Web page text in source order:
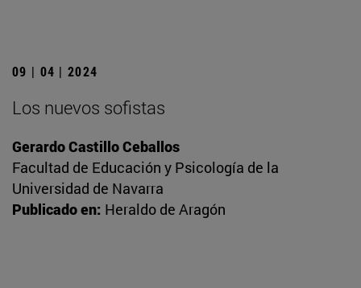
09 | 04 | 2024
Los nuevos sofistas
Gerardo Castillo Ceballos
Facultad de Educación y Psicología de la
Universidad de Navarra
Publicado en: Heraldo de Aragón